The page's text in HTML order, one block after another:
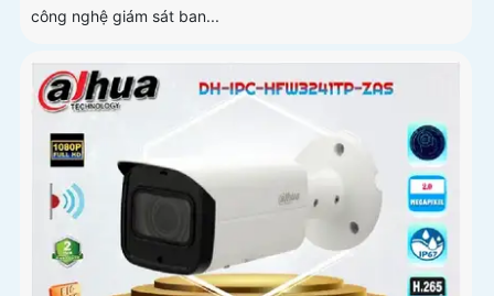
công nghệ giám sát ban...